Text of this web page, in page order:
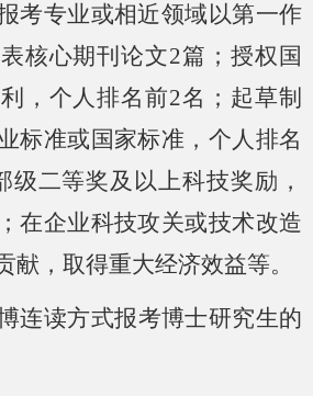
考专业或相近领域以第一作
核心期刊论文2篇；授权国
，个人排名前2名；起草制
标准或国家标准，个人排名
级二等奖及以上科技奖励，
在企业科技攻关或技术改造
献，取得重大经济效益等。
连读方式报考博士研究生的